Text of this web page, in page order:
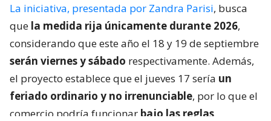
La iniciativa, presentada por Zandra Parisi, busca
que la medida rija únicamente durante 2026,
considerando que este año el 18 y 19 de septiembre
serán viernes y sábado respectivamente. Además,
el proyecto establece que el jueves 17 sería un
feriado ordinario y no irrenunciable, por lo que el
comercio podría funcionar bajo las reglas